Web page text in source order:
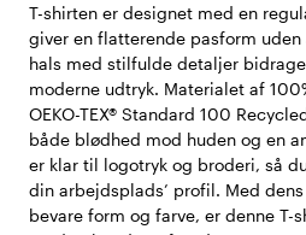
T-shirten er designet med en
giver en flatterende pasform
hals med stilfulde detaljer
moderne udtryk. Materialet af
OEKO-TEX® Standard 100
både blødhed mod huden og en
er klar til logotryk og broderi, så
din arbejdsplads’ profil. Med
bevare form og farve, er denne